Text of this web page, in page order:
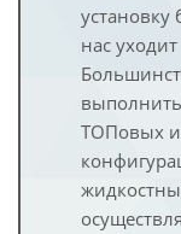
установку
нас
ТОПовых